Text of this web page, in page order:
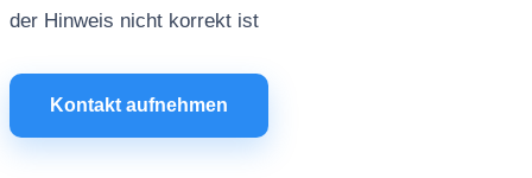
der Hinweis nicht korrekt ist
Kontakt aufnehmen